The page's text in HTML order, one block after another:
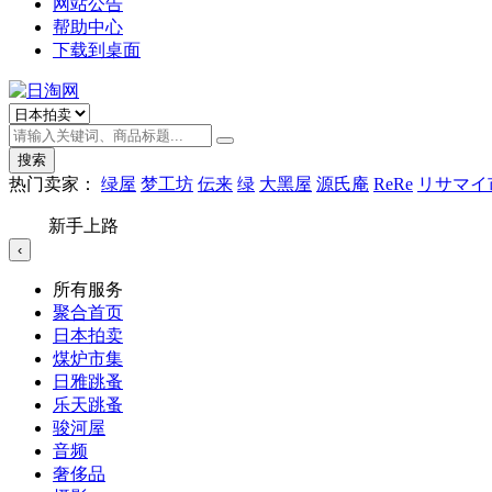
网站公告
帮助中心
下载到桌面
搜索
热门卖家： 绿屋 梦工坊 伝来 绿 大黑屋 源氏庵 ReRe リサマ
新手上路
‹
所有服务
聚合首页
日本拍卖
煤炉市集
日雅跳蚤
乐天跳蚤
骏河屋
音频
奢侈品